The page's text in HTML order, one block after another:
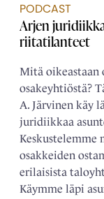
PODCAST
Arjen
riitatilanteet
Mitä oikeastaan
osakeyhtiöstä?
A. Järvinen käy
juridiikkaa
Keskustelemme
osakkeiden
erilaisista
Käymme läpi